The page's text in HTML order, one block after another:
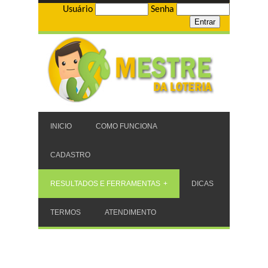
Usuário Senha
INICIO COMO FUNCIONA
CADASTRO
RESULTADOS E FERRAMENTAS DICAS
TERMOS ATENDIMENTO